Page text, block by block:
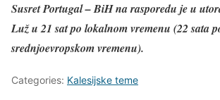
Susret Portugal – BiH na rasporedu je u
Luž u 21 sat po lokalnom vremenu (22 sata
srednjoevropskom vremenu).
Categories: Kalesijske teme